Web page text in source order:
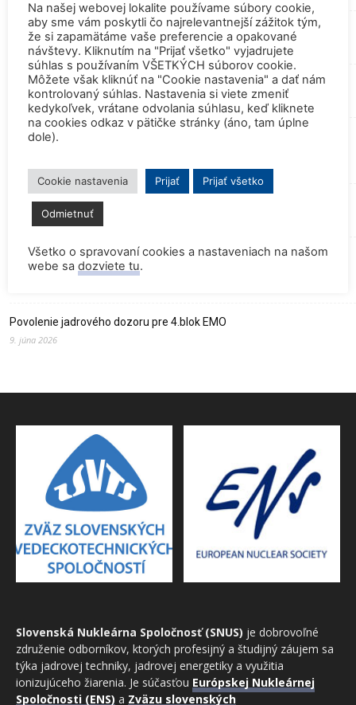
SpaceX vyslal na obežnú dráhu satelit s tríciovým pohonom
13. júla 2026
Zomrel Miroslav Jakabovič
2. júla 2026
Palivo v Mochovciach 4: Slovensko upevňuje pozíciu medzi jadrovou
2. júla 2026
Startup Helion získal stámilióny na fúznu elektráreň pre Microsoft
15. júna 2026
Prednáška o jadrovej energetike zaujala študentov aj pedagógov
gymnázia
Povolenie jadrového dozoru pre 4.blok EMO
9. júna 2026
Slovenská Nukleárna Spoločnosť (SNUS) je dobrovoľné
združenie odborníkov, ktorých profesijný a študijný záujem sa
týka jadrovej techniky, jadrovej energetiky a využitia
ionizujúceho žiarenia. Je súčasťou Európskej Nukleárnej
Spoločnosti (ENS) a Zväzu slovenských
Na našej webovej lokalite používame súbory cookie,
aby sme vám poskytli čo najrelevantnejší zážitok tým,
že si zapamätáme vaše preferencie a opakované
návštevy. Kliknutím na "Prijať všetko" vyjadrujete
súhlas s používaním VŠETKÝCH súborov cookie.
Môžete však kliknúť na "Cookie nastavenia" a dať nám
kontrolovaný súhlas. Nastavenia si viete zmeniť
kedykoľvek, vrátane odvolania súhlasu, keď kliknete
na cookies odkaz v pätičke stránky (áno, tam úplne
dole).
Cookie nastavenia Prijať Prijať všetko
Odmietnuť
Všetko o spravovaní cookies a nastaveniach na našom
webe sa dozviete tu.